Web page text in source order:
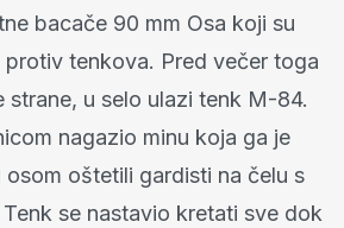
bacače 90 mm Osa koji su
tenkova. Pred večer toga
strane, u selo ulazi tenk M-84.
nagazio minu koja ga je
oštetili gardisti na čelu s
se nastavio kretati sve dok